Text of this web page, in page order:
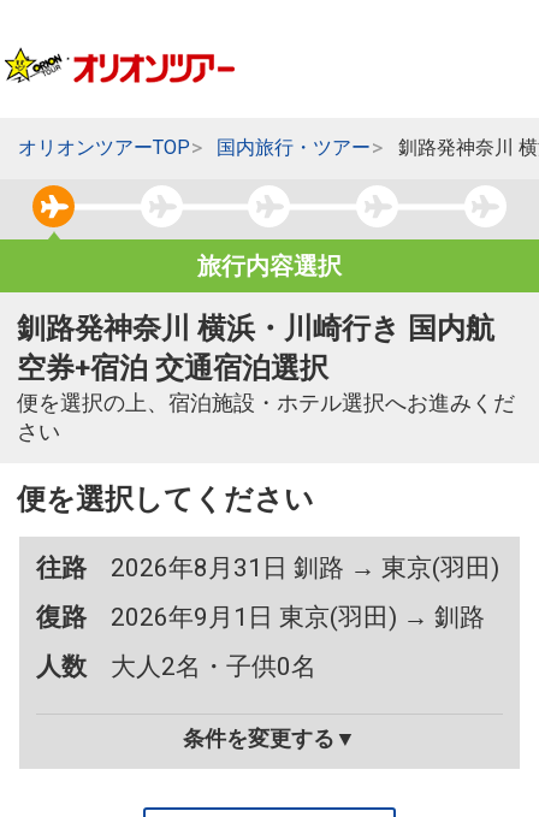
オリオンツアーTOP 国内旅行・ツアー 釧路発神奈川
旅行内容選択
釧路発神奈川 横浜・川崎行き 国内航
空券+宿泊 交通宿泊選択
便を選択の上、宿泊施設・ホテル選択へお進みくだ
さい
便を選択してください
往路
2026年8月31日 釧路 → 東京(羽田)
復路
2026年9月1日 東京(羽田) → 釧路
人数
大人2名・子供0名
条件を変更する▼